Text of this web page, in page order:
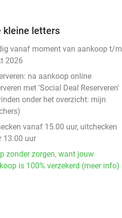
kleine letters
vanaf moment van aankoop t/m
2026
na aankoop online
met 'Social Deal Reserveren'
onder het overzicht: mijn
)
vanaf 15.00 uur, uitchecken
13.00 uur
zonder zorgen, want jouw
is 100% verzekerd (meer info)